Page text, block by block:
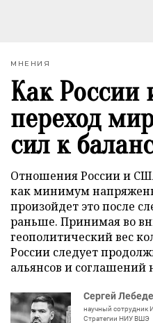
МНЕНИЯ
Как России
переход
сил к
Отношения России и
как минимум
произойдет это после
раньше. Принимая во
геополитический вес
России следует
альянсов и соглашений
Сергей
научный сотрудник
Стратегии НИУ ВШЭ